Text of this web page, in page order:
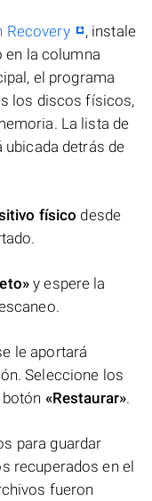
Recovery
, instale
en la columna
el programa
los discos físicos,
La lista de
detrás de
físico desde
y espere la
le aportará
Seleccione los
«Restaurar».
para guardar
recuperados en el
fueron